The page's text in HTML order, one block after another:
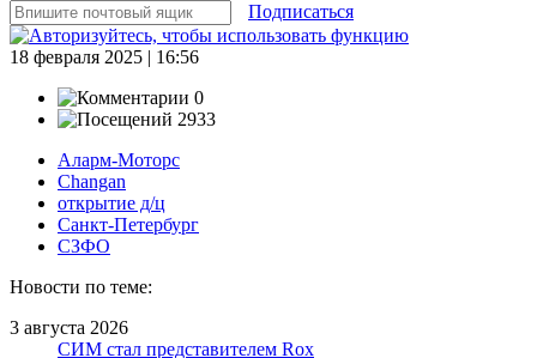
Подписаться
18 февраля 2025 | 16:56
0
2933
Аларм-Моторс
Changan
открытие д/ц
Санкт-Петербург
СЗФО
Новости по теме:
3 августа 2026
СИМ стал представителем Rox